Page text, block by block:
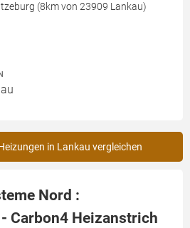
(8km von 23909 Lankau)
in Lankau vergleichen
Nord :
Carbon4 Heizanstrich